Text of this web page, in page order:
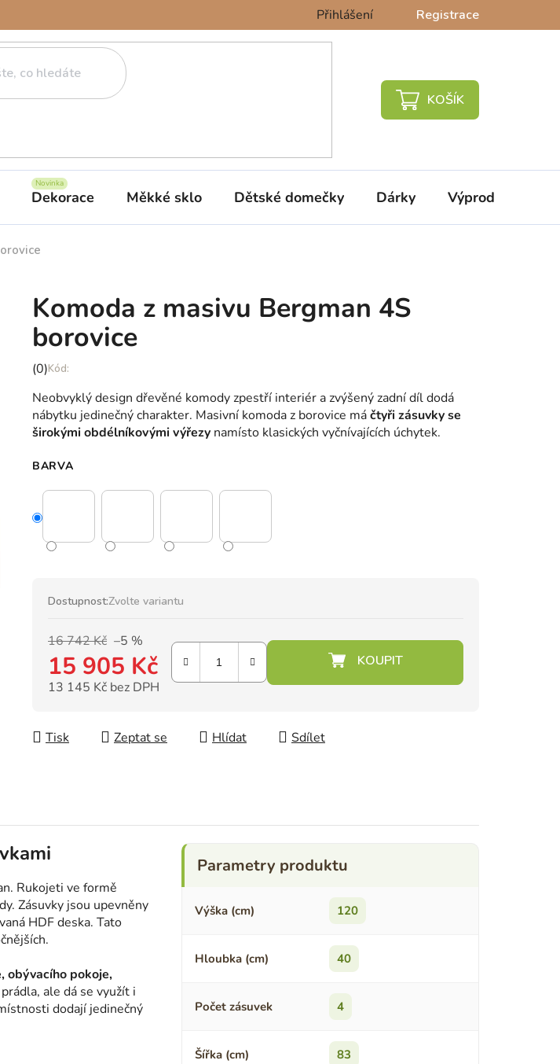
Přihlášení Registrace
NÁKUPNÍ
Dekorace Měkké sklo Dětské domečky Dárky Výprodej %
Komoda z masivu Bergman 4S
borovice
Průměrné
produktu
je
0,0
5
hvězdiček.
(0)
Neobvyklý design dřevěné komody zpestří interiér a zvýšený zadní díl dodá
nábytku jedinečný charakter. Masivní komoda z borovice máčtyři zásuvky se
širokými obdélníkovými výřezy namísto klasických vyčnívajících úchytek.
BARVA
Dostupnost:Zvolte variantu
16 742 Kč –5 %
15 905 Kč
13 145 Kč bez DPH
Tisk
Zeptat se Hlídat Sdílet
Rukojeti ve formě
Zásuvky jsou upevněny
HDF deska. Tato
obývacího pokoje,
ale dá se využít i
dodají jedinečný
Výška (cm) 120
Hloubka (cm) 40
Počet zásuvek 4
Šířka (cm) 83